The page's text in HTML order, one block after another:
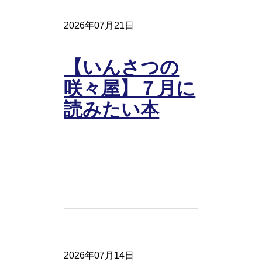
2026年07月21日
【いんさつの
咲々屋】７月に
読みたい本
2026年07月14日